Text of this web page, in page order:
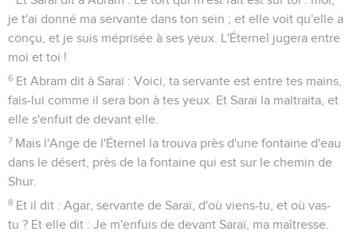
je t'ai donné ma servante dans ton sein ; et elle voit qu'elle a
conçu, et je suis méprisée à ses yeux. L'Éternel jugera entre
moi et toi !
6 Et Abram dit à Saraï : Voici, ta servante est entre tes mains,
fais-lui comme il sera bon à tes yeux. Et Saraï la maltraita, et
elle s'enfuit de devant elle.
7 Mais l'Ange de l'Éternel la trouva près d'une fontaine d'eau
dans le désert, près de la fontaine qui est sur le chemin de
Shur.
8 Et il dit : Agar, servante de Saraï, d'où viens-tu, et où vas-
tu ? Et elle dit : Je m'enfuis de devant Saraï, ma maîtresse.